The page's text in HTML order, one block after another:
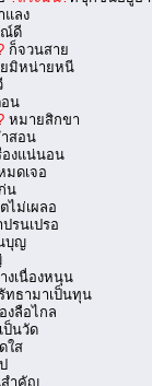
แลง
ณ์ดี
ก็จวนสาย
ยมิหน่ายหนี
น
หมายสิกขา
สอน
องแน่นอน
ดเจอ
น
ไม่เผลอ
รนเปรอ
บุญ
งเนื่องหนุน
ทธามาเป็นทุน
งลือไกล
ป็นวัด
ใส
สำคัญ